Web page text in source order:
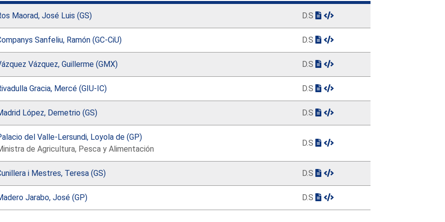
Maorad, José Luis (GS) D.S
Sanfeliu, Ramón (GC-CiU) D.S
Vázquez, Guillerme (GMX) D.S
Gracia, Mercé (GIU-IC) D.S
López, Demetrio (GS) D.S
del Valle-Lersundi, Loyola de (GP)
de Agricultura, Pesca y Alimentación
D.S
i Mestres, Teresa (GS) D.S
Jarabo, José (GP) D.S